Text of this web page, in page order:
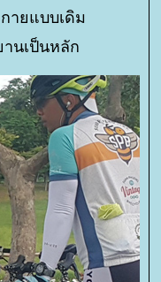
ายแบบเดิม
นเป็นหลัก